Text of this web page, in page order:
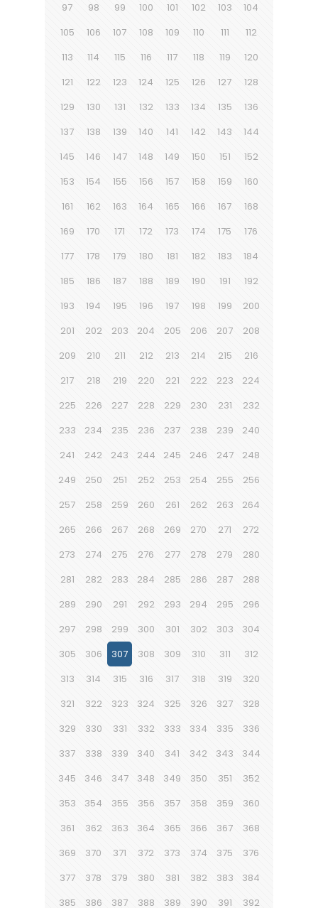
97
98 99 100 101 102 103
104
105
106 107 108 109 110 111
112
113
114 115 116 117 118 119
120
121
122 123 124 125 126 127
128
129
130 131 132 133 134 135
136
137
138 139 140 141 142 143
144
145
146 147 148 149 150 151
152
153
154 155 156 157 158 159
160
161
162 163 164 165 166 167
168
169
170 171 172 173 174 175
176
177
178 179 180 181 182 183
184
185
186 187 188 189 190 191
192
193
194 195 196 197 198 199
200
201
202 203 204 205 206 207
208
209
210 211 212 213 214 215
216
217
218 219 220 221 222 223
224
225
226 227 228 229 230 231
232
233
234 235 236 237 238 239
240
241
242 243 244 245 246 247
248
249
250 251 252 253 254 255
256
257
258 259 260 261 262 263
264
265
266 267 268 269 270 271
272
273
274 275 276 277 278 279
280
281
282 283 284 285 286 287
288
289
290 291 292 293 294 295
296
297
298 299 300 301 302 303
304
305
306 307 308 309 310 311
312
313
314 315 316 317 318 319
320
321
322 323 324 325 326 327
328
329
330 331 332 333 334 335
336
337
338 339 340 341 342 343
344
345
346 347 348 349 350 351
352
353
354 355 356 357 358 359
360
361
362 363 364 365 366 367
368
369
370 371 372 373 374 375
376
377
378 379 380 381 382 383
384
385
386 387 388 389 390 391 392